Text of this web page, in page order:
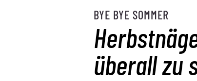
BYE BYE SOMMER
überall zu